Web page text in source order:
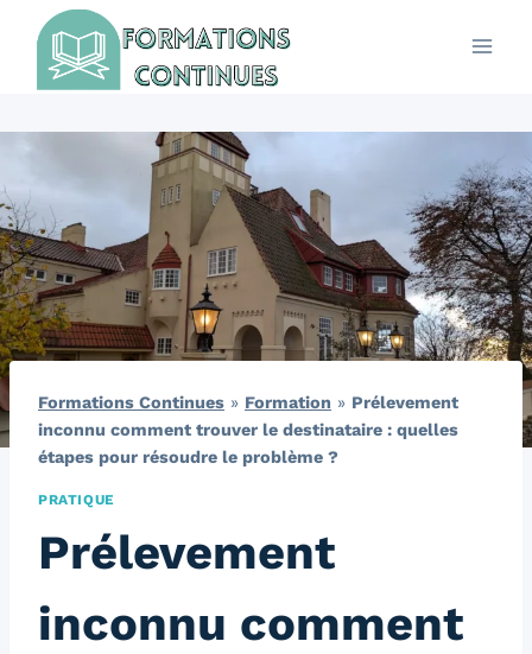
contenu
Formations Continues » Formation » Prélevement
inconnu comment trouver le destinataire : quelles
étapes pour résoudre le problème ?
PRATIQUE
Prélevement
inconnu comment